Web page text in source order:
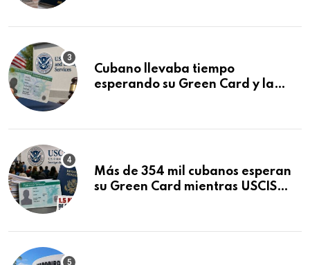
Cubano llevaba tiempo
esperando su Green Card y la
Más de 354 mil cubanos esperan
su Green Card mientras USCIS